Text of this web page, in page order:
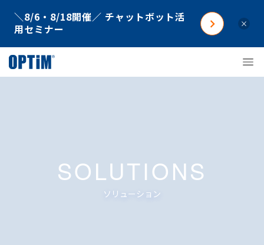
＼8/6・8/18開催／ チャットボット活
用セミナー
×
SOLUTIONS
ソリューション